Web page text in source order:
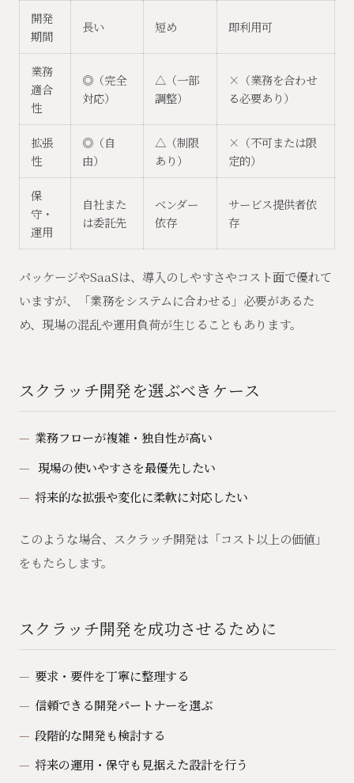
開発
期間
長い 短め 即利用可
業務
適合
性
◎（完全
対応）
△（一部
調整）
×（業務を合わせ
る必要あり）
拡張
性
◎（自
由）
△（制限
あり）
×（不可または限
定的）
保
守・
運用
自社また
は委託先
ベンダー
依存
サービス提供者依
存
パッケージやSaaSは、導入のしやすさやコスト面で優れて
いますが、「業務をシステムに合わせる」必要があるた
め、現場の混乱や運用負荷が生じることもあります。
スクラッチ開発を選ぶべきケース
業務フローが複雑・独自性が高い
現場の使いやすさを最優先したい
将来的な拡張や変化に柔軟に対応したい
このような場合、スクラッチ開発は「コスト以上の価値」
をもたらします。
スクラッチ開発を成功させるために
要求・要件を丁寧に整理する
信頼できる開発パートナーを選ぶ
段階的な開発も検討する
将来の運用・保守も見据えた設計を行う